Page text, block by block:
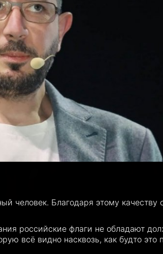
человек. Благодаря этому качеству
российские флаги не обладают
всё видно насквозь, как будто